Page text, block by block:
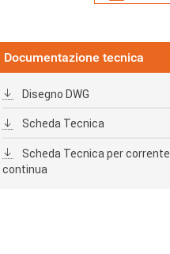
Documentazione tecnica
Disegno DWG
Scheda Tecnica
Scheda Tecnica per corrente
continua